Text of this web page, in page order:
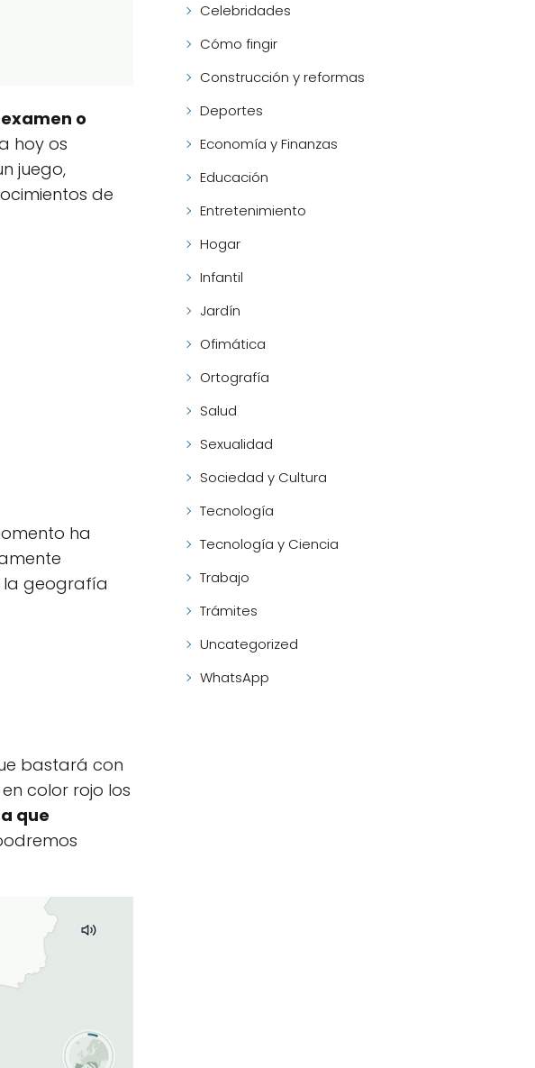
o
hoy os
juego,
de
ha
la geografía
bastará con
color rojo los
que
Celebridades
Cómo fingir
Construcción y reformas
Deportes
Economía y Finanzas
Educación
Entretenimiento
Hogar
Infantil
Jardín
Ofimática
Ortografía
Salud
Sexualidad
Sociedad y Cultura
Tecnología
Tecnología y Ciencia
Trabajo
Trámites
Uncategorized
WhatsApp